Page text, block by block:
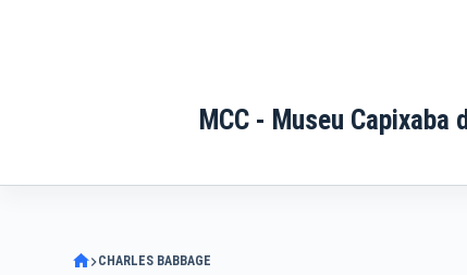
MCC - Museu Capixaba
CHARLES BABBAGE